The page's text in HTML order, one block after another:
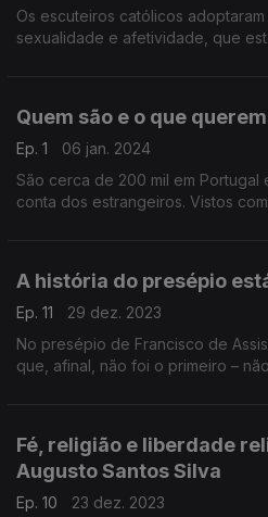
Os escuteiros católicos
sexualidade e afetividade, que
Quem são e o que
Ep. 1
06 jan. 2024
São cerca de 200 mil em Portugal
conta dos estrangeiros. Vistos
A história do presépio
Ep. 11
29 dez. 2023
No presépio de Francisco de
que, afinal, não foi o primeiro –
Fé, religião e liberdade
Augusto Santos Silva
Ep. 10 23 dez. 2023